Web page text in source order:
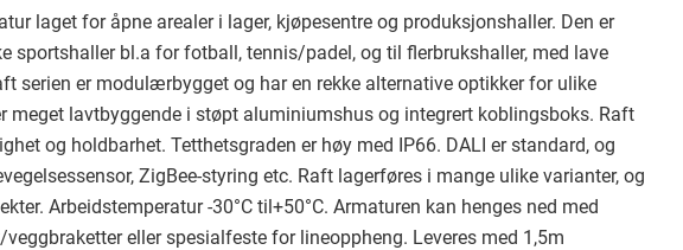
laget for åpne arealer i lager, kjøpesentre og produksjonshaller. Den er
sportshaller bl.a for fotball, tennis/padel, og til flerbrukshaller, med lave
serien er modulærbygget og har en rekke alternative optikker for ulike
meget lavtbyggende i støpt aluminiumshus og integrert koblingsboks. Raft
og holdbarhet. Tetthetsgraden er høy med IP66. DALI er standard, og
ZigBee-styring etc. Raft lagerføres i mange ulike varianter, og
Arbeidstemperatur -30°C til+50°C. Armaturen kan henges ned med
eller spesialfeste for lineoppheng. Leveres med 1,5m